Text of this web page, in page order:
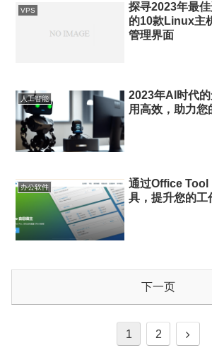
VPS
探寻2023年最
的10款Linux主
管理界面
人工智能
2023年AI时代
用高效，助力您
办公软件
通过Office Tool
具，提升您的工
下一页
1 2
次